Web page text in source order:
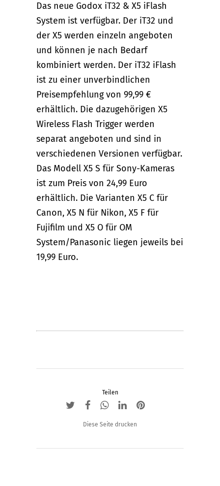
Das neue Godox iT32 & X5 iFlash
System ist verfügbar. Der iT32 und
der X5 werden einzeln angeboten
und können je nach Bedarf
kombiniert werden. Der iT32 iFlash
ist zu einer unverbindlichen
Preisempfehlung von 99,99 €
erhältlich. Die dazugehörigen X5
Wireless Flash Trigger werden
separat angeboten und sind in
verschiedenen Versionen verfügbar.
Das Modell X5 S für Sony-Kameras
ist zum Preis von 24,99 Euro
erhältlich. Die Varianten X5 C für
Canon, X5 N für Nikon, X5 F für
Fujifilm und X5 O für OM
System/Panasonic liegen jeweils bei
19,99 Euro.
Teilen
Diese Seite drucken